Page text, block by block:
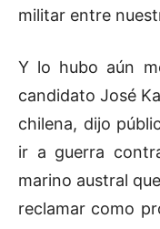
militar entre
Y lo hubo aún
candidato José
chilena, dijo
ir a guerra
marino austral
reclamar como